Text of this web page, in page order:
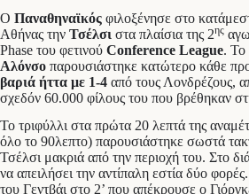
Ο Παναθηναϊκός φιλοξένησε στο
Αθήνας την Τσέλσι στα πλαίσια της 2ης
Phase του φετινού Conference League. Το
Αλόνσο παρουσιάστηκε κατώτερο κάθε
βαριά ήττα με 1-4 από τους Λονδρέζους,
σχεδόν 60.000 φίλους του που βρέθηκαν
Το τριφύλλι στα πρώτα 20 λεπτά της
όλο το 90λεπτο) παρουσιάστηκε σωστά
Τσέλσι μακριά από την περιοχή του. Στο
να απειλήσει την αντίπαλη εστία δύο
του Γεντβάι στο 2’ που απέκρουσε ο